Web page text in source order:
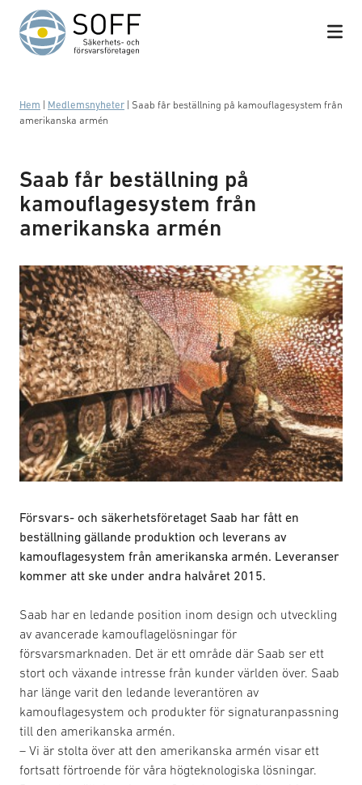
Hoppa till innehåll
Hem Medlemsnyheter
Saab får beställning på kamouflagesystem från
amerikanska armén
Saab får beställning på
kamouflagesystem från
amerikanska armén
Försvars- och säkerhetsföretaget Saab har fått en
beställning gällande produktion och leverans av
kamouflagesystem från amerikanska armén. Leveranser
kommer att ske under andra halvåret 2015.
Saab har en ledande position inom design och utveckling
av avancerade kamouflagelösningar för
försvarsmarknaden. Det är ett område där Saab ser ett
stort och växande intresse från kunder världen över. Saab
har länge varit den ledande leverantören av
kamouflagesystem och produkter för signaturanpassning
till den amerikanska armén.
– Vi är stolta över att den amerikanska armén visar ett
fortsatt förtroende för våra högteknologiska lösningar.